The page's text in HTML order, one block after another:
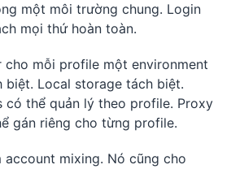
một môi trường chung. Login
mọi thứ hoàn toàn.
mỗi profile một environment
biệt. Local storage tách biệt.
có thể quản lý theo profile. Proxy
gán riêng cho từng profile.
mixing. Nó cũng cho